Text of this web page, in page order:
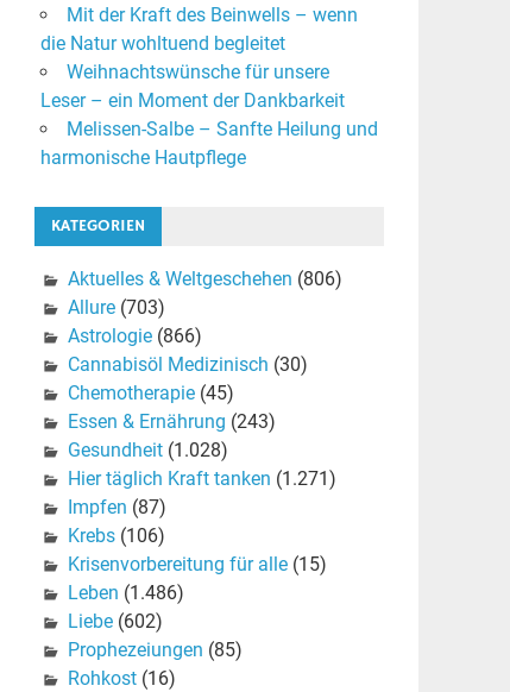
Mit der Kraft des Beinwells – wenn
die Natur wohltuend begleitet
Weihnachtswünsche für unsere
Leser – ein Moment der Dankbarkeit
Melissen-Salbe – Sanfte Heilung und
harmonische Hautpflege
KATEGORIEN
Aktuelles & Weltgeschehen (806)
Allure(703)
Astrologie(866)
Cannabisöl Medizinisch (30)
Chemotherapie(45)
Essen & Ernährung (243)
Gesundheit(1.028)
Hier täglich Kraft tanken (1.271)
Impfen (87)
Krebs(106)
Krisenvorbereitung für alle(15)
Leben (1.486)
Liebe(602)
Prophezeiungen (85)
Rohkost(16)